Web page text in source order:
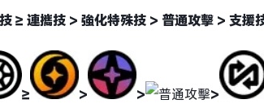
≥ 連攜技 > 強化特殊技 > 普通攻擊 > 支援
≥ > > >